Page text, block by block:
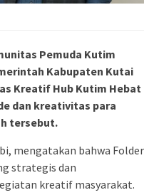
Pemuda Kutim
Kabupaten Kutai
Kreatif Hub Kutim Hebat
dan kreativitas para
tersebut.
mengatakan bahwa Folder
strategis dan
kreatif masyarakat.